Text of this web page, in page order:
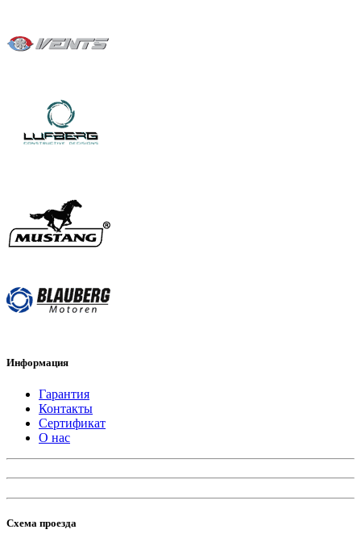
Информация
Гарантия
Контакты
Сертификат
О нас
Схема проезда